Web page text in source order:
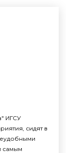
ИГСУ
сидят в
самым